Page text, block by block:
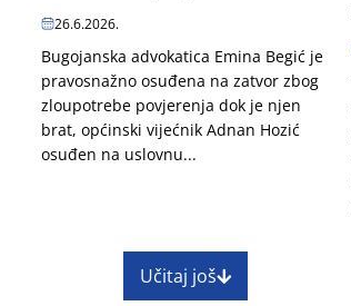
26.6.2026.
Bugojanska advokatica Emina Begić je
pravosnažno osuđena na zatvor zbog
zloupotrebe povjerenja dok je njen
brat, općinski vijećnik Adnan Hozić
osuđen na uslovnu...
Učitaj još